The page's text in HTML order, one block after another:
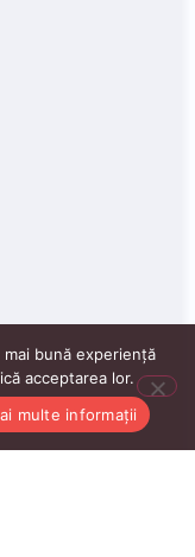
bună experiență
acceptarea lor.
multe informații